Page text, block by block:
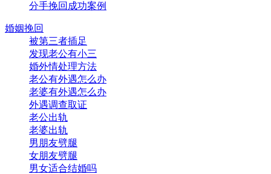
分手挽回成功案例
婚姻挽回
被第三者插足
发现老公有小三
婚外情处理方法
老公有外遇怎么办
老婆有外遇怎么办
外遇调查取证
老公出轨
老婆出轨
男朋友劈腿
女朋友劈腿
男女适合结婚吗